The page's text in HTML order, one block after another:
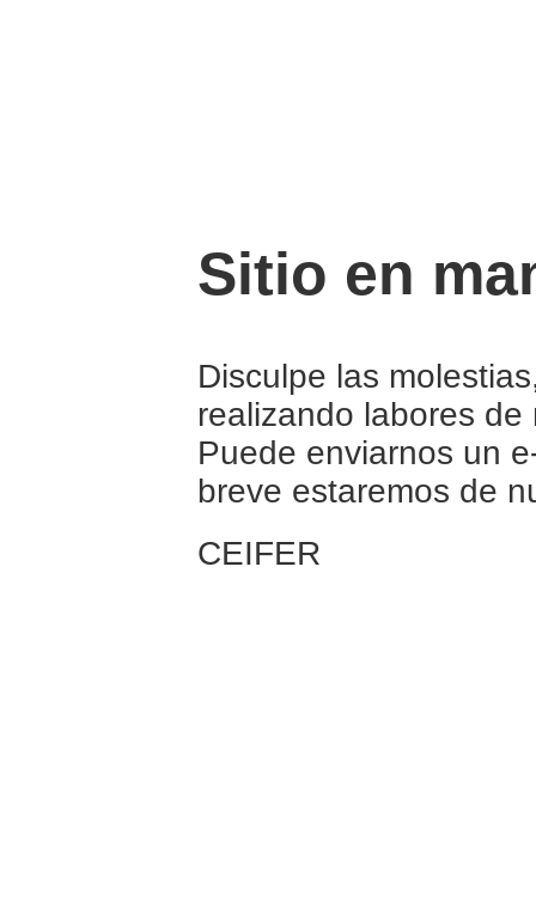
Sitio en
Disculpe las
realizando labores
Puede enviarnos un
breve estaremos de
CEIFER